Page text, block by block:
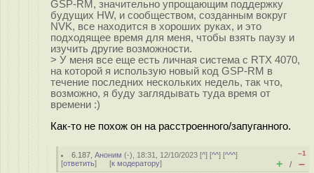
GSP-RM, значительно упрощающим поддержку
будущих HW, и сообществом, созданным вокруг
NVK, все находится в хороших руках, и это
подходящее время для меня, чтобы взять паузу и
изучить другие возможности.
> У меня все еще есть личная система с RTX 4070,
на которой я использую новый код GSP-RM в
течение последних нескольких недель, так что,
возможно, я буду заглядывать туда время от
времени :)
Как-то не похож он на расстроенного/запуганного.
6.187 ,Аноним (-), 18:31, 12/10/2023 [^] [^^] [^^^]
[ответить] [к модератору]
–1
+ / –